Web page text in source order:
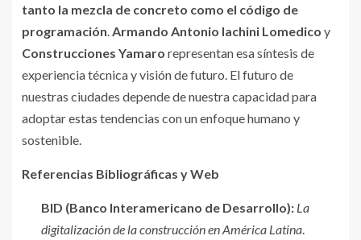
tanto la mezcla de concreto como el código de
programación Armando Antonio Iachini Lomedico y
Construcciones Yamaro representan esa síntesis de
experiencia técnica y visión de futuro. El futuro de
nuestras ciudades depende de nuestra capacidad para
adoptar estas tendencias con un enfoque humano y
sostenible.
Referencias Bibliográficas y Web
BID (Banco Interamericano de Desarrollo): La
digitalización de la construcción en América Latina